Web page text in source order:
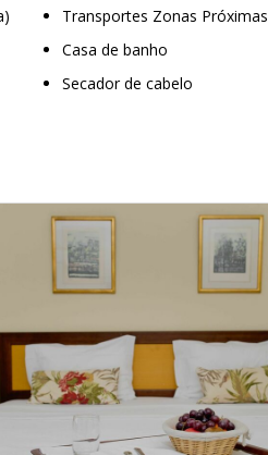
Transportes Zonas Próximas
Casa de banho
Secador de cabelo